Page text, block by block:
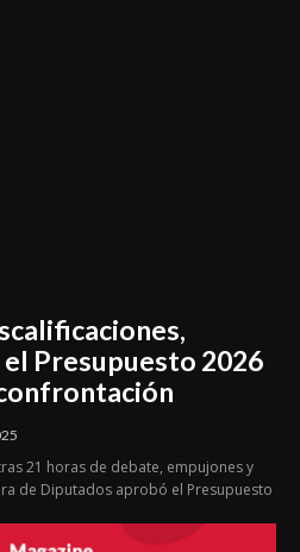
Presupuesto 2026
21 horas de debate, empujones y
de Diputados aprobó el Presupuesto